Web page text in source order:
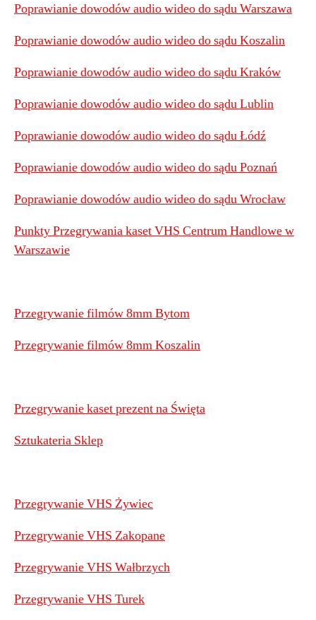
Poprawianie dowodów audio wideo do sądu Warszawa
Poprawianie dowodów audio wideo do sądu Koszalin
Poprawianie dowodów audio wideo do sądu Kraków
Poprawianie dowodów audio wideo do sądu Lublin
Poprawianie dowodów audio wideo do sądu Łódź
Poprawianie dowodów audio wideo do sądu Poznań
Poprawianie dowodów audio wideo do sądu Wrocław
Punkty Przegrywania kaset VHS Centrum Handlowe w
Warszawie
Przegrywanie filmów 8mm Bytom
Przegrywanie filmów 8mm Koszalin
Przegrywanie kaset prezent na Święta
Sztukateria Sklep
Przegrywanie VHS Żywiec
Przegrywanie VHS Zakopane
Przegrywanie VHS Wałbrzych
Przegrywanie VHS Turek